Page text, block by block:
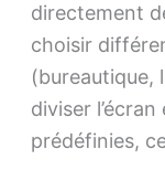
directement
choisir
(bureautique,
diviser
prédéfinies,